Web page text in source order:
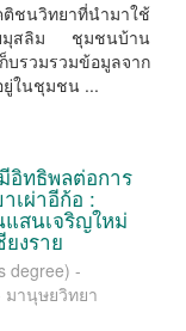
นวิทยาที่นำมาใช้
ทยมุสลิม ชุมชนบ้าน
บรวมรวมข้อมูลจาก
ยู่ในชุมชน ...
อิทธิพลต่อการ
เผ่าอีก้อ :
สนเจริญใหม่
งราย
degree) -
มานุษยวิทยา